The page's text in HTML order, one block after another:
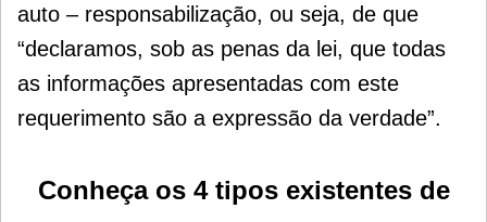
auto – responsabilização, ou seja, de que
“declaramos, sob as penas da lei, que todas
as informações apresentadas com este
requerimento são a expressão da verdade”.
Conheça os 4 tipos existentes de